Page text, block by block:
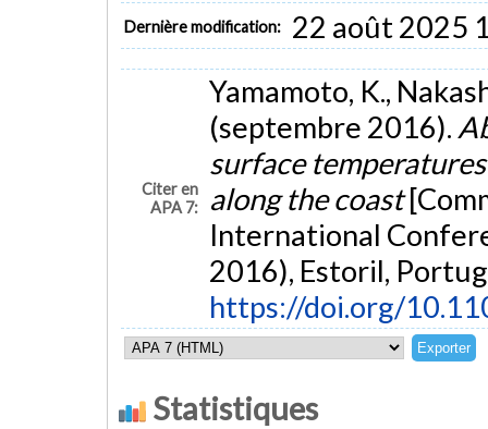
Dernière modification: 22 août 2025
Citer en
APA 7:
Yamamoto, K.,
(septembre 2016).
surface
along the coast
International
2016), Estoril,
https://doi.org/
Statistiques